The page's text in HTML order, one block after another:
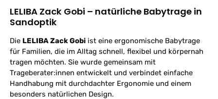
LELIBA Zack Gobi – natürliche Babytrage in
Sandoptik
Die LELIBA Zack Gobi ist eine ergonomische Babytrage
für Familien, die im Alltag schnell, flexibel und körpernah
tragen möchten. Sie wurde gemeinsam mit
Trageberater:innen entwickelt und verbindet einfache
Handhabung mit durchdachter Ergonomie und einem
besonders natürlichen Design.